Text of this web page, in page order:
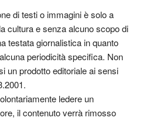
di testi o immagini è solo a
cultura e senza alcuno scopo di
testata giornalistica in quanto
periodicità specifica. Non
un prodotto editoriale ai sensi
ledere un
il contenuto verrà rimosso